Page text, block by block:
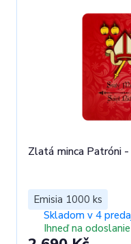
Zlatá minca Patróni
Emisia 1000 ks
Skladom v 4
Ihneď na odoslanie